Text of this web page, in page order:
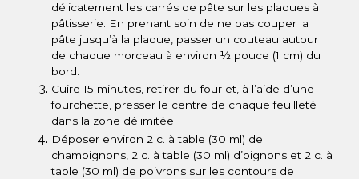
délicatement les carrés de pâte sur les plaques à
pâtisserie. En prenant soin de ne pas couper la
pâte jusqu’à la plaque, passer un couteau autour
de chaque morceau à environ ½ pouce (1 cm) du
bord.
Cuire 15 minutes, retirer du four et, à l’aide d’une
fourchette, presser le centre de chaque feuilleté
dans la zone délimitée.
Déposer environ 2 c. à table (30 ml) de
champignons, 2 c. à table (30 ml) d’oignons et 2 c. à
table (30 ml) de poivrons sur les contours de